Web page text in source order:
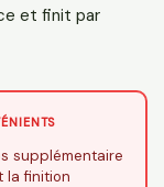
et finit par
supplémentaire
la finition